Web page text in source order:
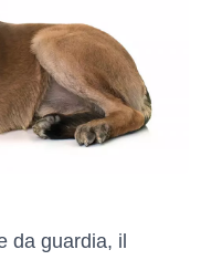
da guardia, il